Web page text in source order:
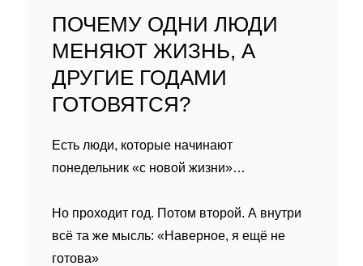
ПОЧЕМУ ОДНИ ЛЮДИ
МЕНЯЮТ ЖИЗНЬ, А
ДРУГИЕ ГОДАМИ
ГОТОВЯТСЯ?
Есть люди, которые начинают
понедельник «с новой жизни»…
Но проходит год. Потом второй. А внутри
всё та же мысль: «Наверное, я ещё не
готова»